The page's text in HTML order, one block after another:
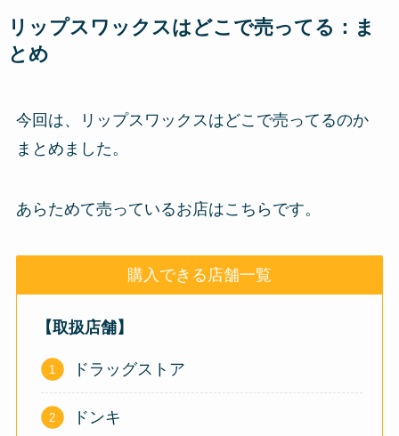
リップスワックスはどこで売ってる：ま
とめ
今回は、リップスワックスはどこで売ってるのか
まとめました。
あらためて売っているお店はこちらです。
購入できる店舗一覧
【取扱店舗】
ドラッグストア
ドンキ